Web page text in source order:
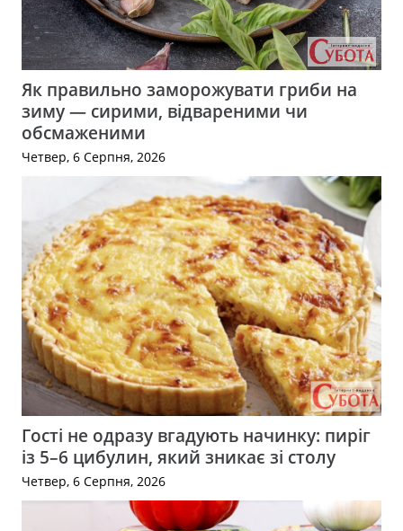
Як правильно заморожувати гриби на
зиму — сирими, відвареними чи
обсмаженими
Четвер, 6 Серпня, 2026
Гості не одразу вгадують начинку: пиріг
із 5–6 цибулин, який зникає зі столу
Четвер, 6 Серпня, 2026